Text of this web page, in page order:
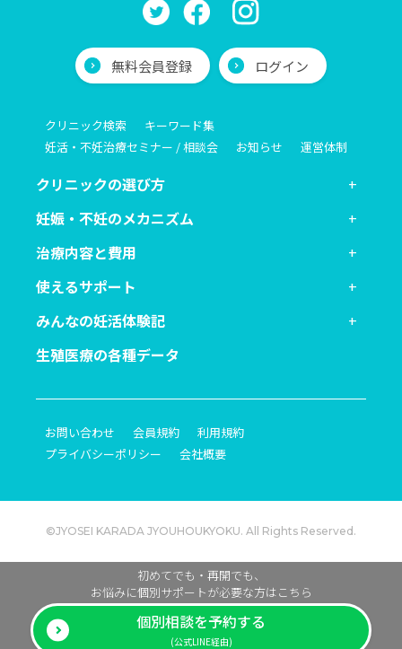
初めてでも・再開でも、
お悩みに個別サポートが必要な方はこちら
個別相談を予約する
(公式LINE経由)
無料会員登録 ログイン
クリニック検索
キーワード集
妊活・不妊治療セミナー / 相談会
お知らせ 運営体制
クリニックの選び方
妊娠・不妊のメカニズム
治療内容と費用
使えるサポート
みんなの妊活体験記
生殖医療の各種データ
お問い合わせ 会員規約
利用規約
プライバシーポリシー
会社概要
©JYOSEI KARADA JYOUHOUKYOKU. All Rights Reserved.